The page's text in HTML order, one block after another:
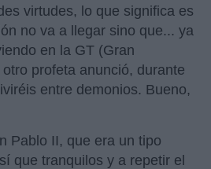
virtudes, lo que significa es
no va a llegar sino que... ya
en la GT (Gran
profeta anunció, durante
entre demonios. Bueno,
Pablo II, que era un tipo
que tranquilos y a repetir el